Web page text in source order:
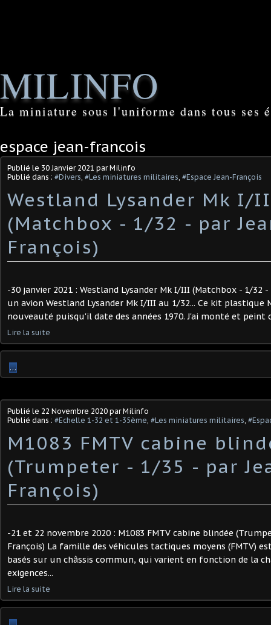
MILINFO
La miniature sous l'uniforme dans tous ses
espace jean-francois
Publié le 30 Janvier 2021 par Milinfo
Publié dans : #Divers, #Les miniatures militaires, #Espace Jean-François
Westland Lysander Mk I/
(Matchbox - 1/32 - par
François)
-30 janvier 2021 : Westland Lysander Mk I/III (Matchbox - 1/32 -
un avion Westland Lysander Mk I/III au 1/32... Ce kit plastique
nouveauté puisqu'il date des années 1970. J'ai monté et peint
Lire la suite
…
Publié le 22 Novembre 2020 par Milinfo
Publié dans : #Echelle 1-32 et 1-35ème, #Les miniatures militaires,
M1083 FMTV cabine
(Trumpeter - 1/35 - par
François)
-21 et 22 novembre 2020 : M1083 FMTV cabine blindée
François) La famille des véhicules tactiques moyens (FMTV)
basés sur un châssis commun, qui varient en fonction de la
exigences...
Lire la suite